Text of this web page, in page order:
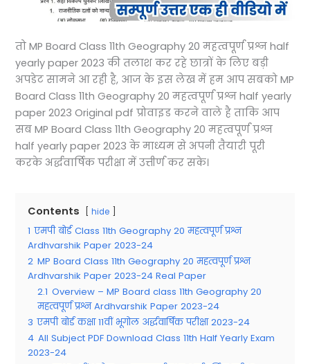
तो MP Board Class 11th Geography 20 महत्वपूर्ण प्रश्न half
yearly paper 2023 की तलाश कर रहे छात्रों के लिए बड़ी
अपडेट सामने आ रही है, आज के इस लेख में हम आप सबको MP
Board Class 11th Geography 20 महत्वपूर्ण प्रश्न half yearly
paper 2023 Original pdf प्रोवाइड करने वाले है ताकि आप
सब MP Board Class 11th Geography 20 महत्वपूर्ण प्रश्न
half yearly paper 2023 के माध्यम से अपनी तैयारी पूरी
करके अर्द्धवार्षिक परीक्षा में उत्तीर्ण कर सके।
Contents hide
1 एमपी बोर्ड Class 11th Geography 20 महत्वपूर्ण प्रश्न
Ardhvarshik Paper 2023-24
2 MP Board Class 11th Geography 20 महत्वपूर्ण प्रश्न
Ardhvarshik Paper 2023-24 Real Paper
2.1 Overview – MP Board class 11th Geography 20
महत्वपूर्ण प्रश्न Ardhvarshik Paper 2023-24
3 एमपी बोर्ड कक्षा 11वीं भूगोल अर्द्धवार्षिक परीक्षा 2023-24
4 All Subject PDF Download Class 11th Half Yearly Exam
2023-24